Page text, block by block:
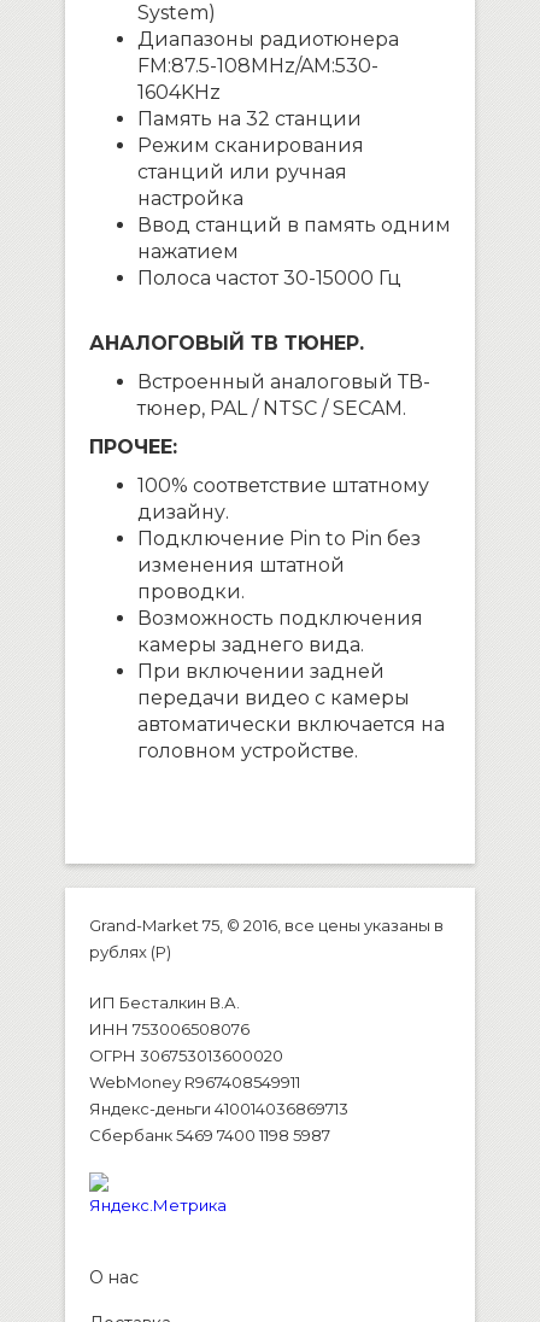
System)
Диапазоны радиотюнера
FM:87.5-108MHz/AM:530-
1604KHz
Память на 32 станции
Режим сканирования
станций или ручная
настройка
Ввод станций в память одним
нажатием
Полоса частот 30-15000 Гц
АНАЛОГОВЫЙ ТВ ТЮНЕР.
Встроенный аналоговый ТВ-
тюнер, PAL / NTSC / SECAM.
ПРОЧЕЕ:
100% соответствие штатному
дизайну.
Подключение Pin to Pin без
изменения штатной
проводки.
Возможность подключения
камеры заднего вида.
При включении задней
передачи видео с камеры
автоматически включается на
головном устройстве.
Grand-Market 75, © 2016, все цены указаны в
рублях (P)
ИП Бесталкин В.А.
ИНН 753006508076
ОГРН 306753013600020
WebMoney R967408549911
Яндекс-деньги 410014036869713
Сбербанк 5469 7400 1198 5987
О нас